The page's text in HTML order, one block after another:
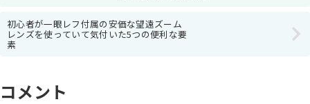
初心者が一眼レフ付属の安価な望遠ズーム
レンズを使っていて気付いた5つの便利な要
素
コメント